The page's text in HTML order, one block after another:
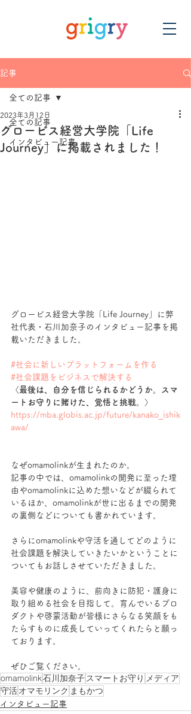
記事
全ての記事
インタビュー記事
全ての記事
グロービス経営大学院「Life
Journey」に掲載されました！
2023年3月12日
グロービス経営大学院「Life Journey」に弊
社代表・石川加奈子のインタビュー記事を掲
載いただきました。
#社会に新しいプラットフォームを作る
#社会課題をビジネスで解決する
〈最後は、自分を信じられるかどうか。スマ
ートお守りに賭けた、覚悟と挑戦。〉
https://mba.globis.ac.jp/future/kanako_ishik
awa/
なぜomamolinkが生まれたのか。
記事の中では、omamolinkの開発に至った理
由やomamolinkに込めた想いなどが綴られて
いるほか、omamolinkが世に出るまでの開発
の裏側などについても書かれています。
さらにomamolinkや守活を通してどのように
社会課題を解決していきたいかということに
ついてもお話しさせていただきました。
美容や健康のように、前向きに防犯・護身に
取り組める社会を目指して。育んでいるプロ
ダクトや啓蒙活動が皆様にさらなる笑顔をも
たらすものに成長していってくれたらと願っ
ております。
ぜひご覧ください。
omamolink石川加奈子スマートお守り メディア
守活オマモリンク まもかつ
インタビュー記事